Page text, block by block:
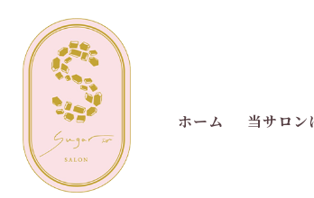
ホーム 当サロン